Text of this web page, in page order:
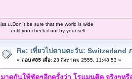
iss u.Don"t be sure that the world is wide
until you check it out by your self.
Re: เที่ยวไปตามตะวัน: Switzerland
« ตอบ #85 เมื่อ:23 สิงหาคม 2555, 11:48:53 »
มาดูกันให้ชัดๆอีกครั้งว่า โรแมนติค จริงๆหรื